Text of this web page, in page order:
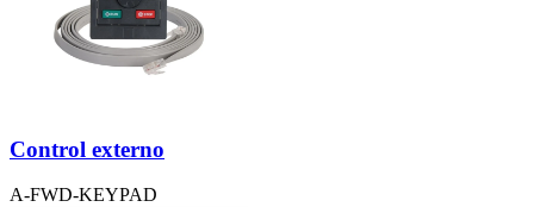
Control externo
A-FWD-KEYPAD